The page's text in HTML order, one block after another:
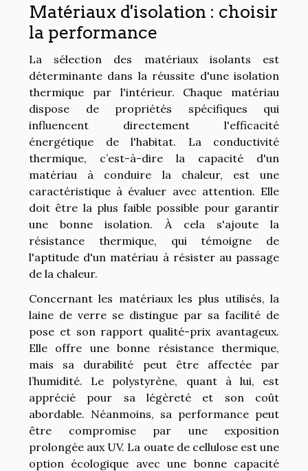
Matériaux d'isolation : choisir
la performance
La sélection des matériaux isolants est
déterminante dans la réussite d'une isolation
thermique par l'intérieur. Chaque matériau
dispose de propriétés spécifiques qui
influencent directement l'efficacité
énergétique de l'habitat. La conductivité
thermique, c’est-à-dire la capacité d'un
matériau à conduire la chaleur, est une
caractéristique à évaluer avec attention. Elle
doit être la plus faible possible pour garantir
une bonne isolation. À cela s'ajoute la
résistance thermique, qui témoigne de
l'aptitude d'un matériau à résister au passage
de la chaleur.
Concernant les matériaux les plus utilisés, la
laine de verre se distingue par sa facilité de
pose et son rapport qualité-prix avantageux.
Elle offre une bonne résistance thermique,
mais sa durabilité peut être affectée par
l’humidité. Le polystyrène, quant à lui, est
apprécié pour sa légèreté et son coût
abordable. Néanmoins, sa performance peut
être compromise par une exposition
prolongée aux UV. La ouate de cellulose est une
option écologique avec une bonne capacité